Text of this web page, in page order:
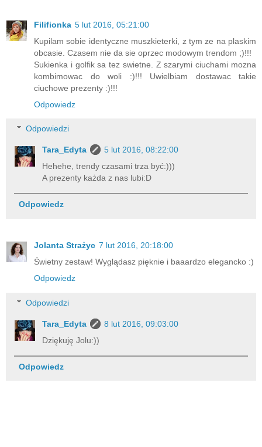
Filifionka 5 lut 2016, 05:21:00
Kupilam sobie identyczne muszkieterki, z tym ze na plaskim
obcasie. Czasem nie da sie oprzec modowym trendom ;)!!!
Sukienka i golfik sa tez swietne. Z szarymi ciuchami mozna
kombimowac do woli :)!!! Uwielbiam dostawac takie
ciuchowe prezenty :)!!!
Odpowiedz
Odpowiedzi
Tara_Edyta
5 lut 2016, 08:22:00
Hehehe, trendy czasami trza być:)))
A prezenty każda z nas lubi:D
Odpowiedz
Jolanta Strażyc 7 lut 2016, 20:18:00
Świetny zestaw! Wyglądasz pięknie i baaardzo elegancko :)
Odpowiedz
Odpowiedzi
Tara_Edyta
8 lut 2016, 09:03:00
Dziękuję Jolu:))
Odpowiedz